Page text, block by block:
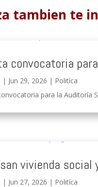
tambien te
convocatoria
| Jun 29, 2026 | Politíca
para la Auditoría
vivienda social
| Jun 27, 2026 | Politíca